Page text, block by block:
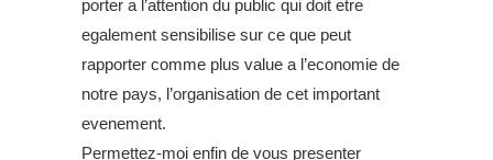
porter a l’attention du public qui doit etre
egalement sensibilise sur ce que peut
rapporter comme plus value a l’economie de
notre pays, l’organisation de cet important
evenement.
Permettez-moi enfin de vous presenter